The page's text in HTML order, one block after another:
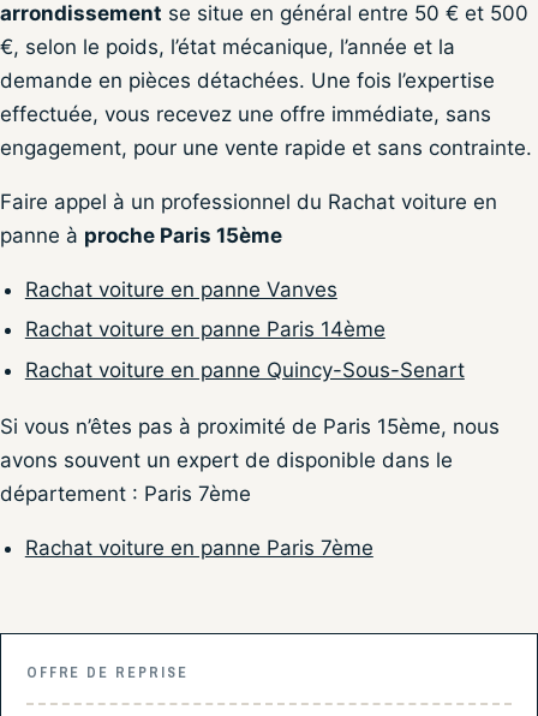
arrondissement se situe en général entre 50 € et 500
€, selon le poids, l’état mécanique, l’année et la
demande en pièces détachées. Une fois l’expertise
effectuée, vous recevez une offre immédiate, sans
engagement, pour une vente rapide et sans contrainte.
Faire appel à un professionnel du Rachat voiture en
panne à proche Paris 15ème
Rachat voiture en panne Vanves
Rachat voiture en panne Paris 14ème
Rachat voiture en panne Quincy-Sous-Senart
Si vous n’êtes pas à proximité de Paris 15ème, nous
avons souvent un expert de disponible dans le
département : Paris 7ème
Rachat voiture en panne Paris 7ème
OFFRE DE REPRISE